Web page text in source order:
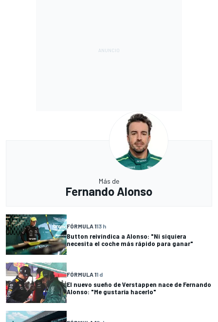
Más de
Fernando Alonso
FÓRMULA 113 h
Button reivindica a Alonso: "Ni siquiera
necesita el coche más rápido para ganar"
FÓRMULA 11 d
El nuevo sueño de Verstappen nace de Fernando
Alonso: "Me gustaría hacerlo"